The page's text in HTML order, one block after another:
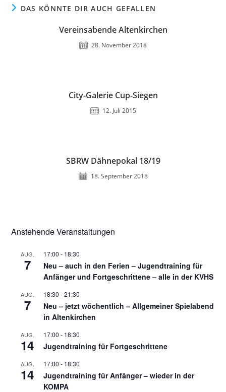
DAS KÖNNTE DIR AUCH GEFALLEN
Vereinsabende Altenkirchen
28. November 2018
City-Galerie Cup-Siegen
12. Juli 2015
SBRW Dähnepokal 18/19
18. September 2018
Anstehende Veranstaltungen
AUG.
7
17:00 - 18:30
Neu – auch in den Ferien – Jugendtraining für
Anfänger und Fortgeschrittene – alle in der KVHS
AUG.
7
18:30 -21:30
Neu – jetzt wöchentlich – Allgemeiner Spielabend
in Altenkirchen
AUG.
14
17:00 - 18:30
Jugendtraining für Fortgeschrittene
AUG.
14
17:00 - 18:30
Jugendtraining für Anfänger – wieder in der
KOMPA